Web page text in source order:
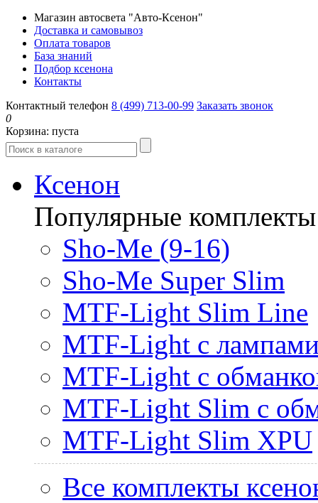
Магазин автосвета "Авто-Ксенон"
Доставка и самовывоз
Оплата товаров
База знаний
Подбор ксенона
Контакты
Контактный телефон 8 (499) 713-00-99 Заказать звонок
0
Корзина: пуста
Ксенон
Популярные комплекты
Sho-Me (9-16)
Sho-Me Super Slim
MTF-Light Slim Line
MTF-Light с
MTF-Light с
MTF-Light Slim с
MTF-Light Slim XPU
Все комплекты